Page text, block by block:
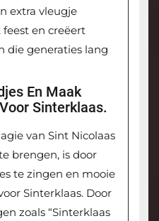
extra vleugje
en creëert
die generaties lang
En Maak
Sinterklaas.
van Sint Nicolaas
brengen, is door
te zingen en mooie
Sinterklaas. Door
zoals “Sinterklaas